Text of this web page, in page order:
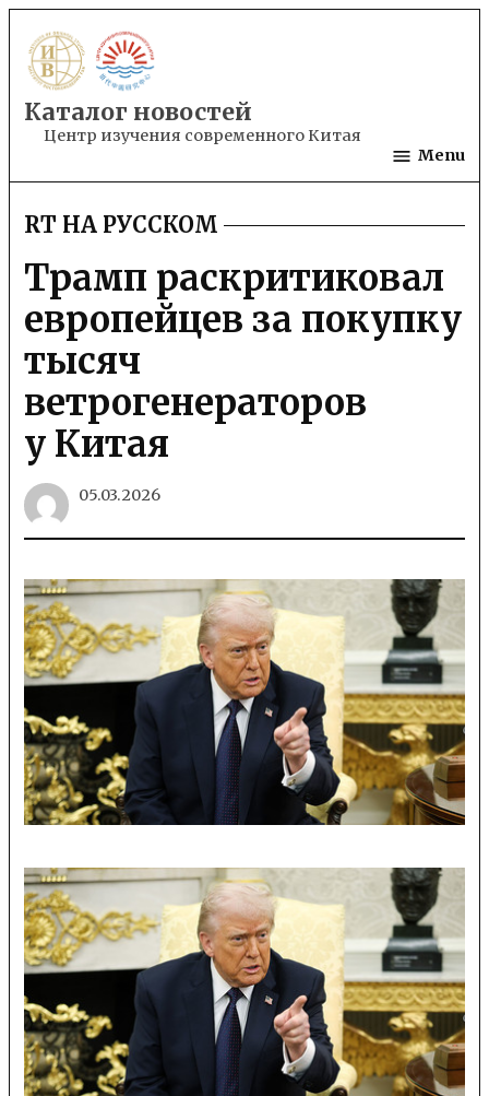
to
content
Каталог новостей
Центр изучения современного Китая
Menu
POSTED
IN
RT НА РУССКОМ
Трамп раскритиковал
европейцев за покупку
тысяч
ветрогенераторов
у Китая
05.03.2026